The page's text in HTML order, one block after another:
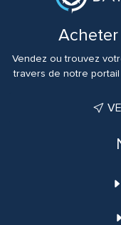
Vendez ou trouvez
travers de notre